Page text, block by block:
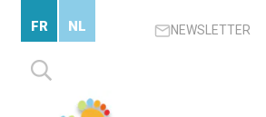
contenu
principal
NEWSLETTER
Rechercher :
FR NL